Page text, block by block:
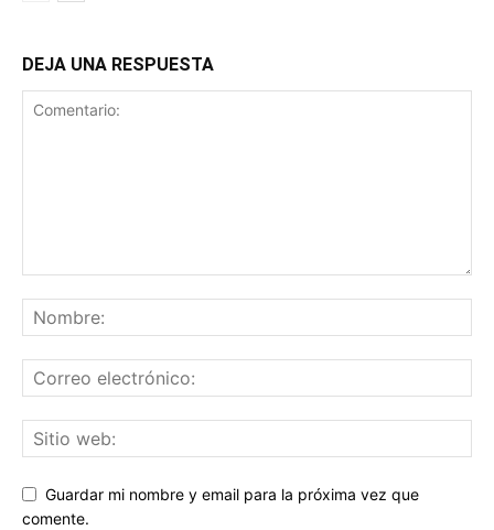
DEJA UNA RESPUESTA
Guardar mi nombre y email para la próxima vez que
comente.